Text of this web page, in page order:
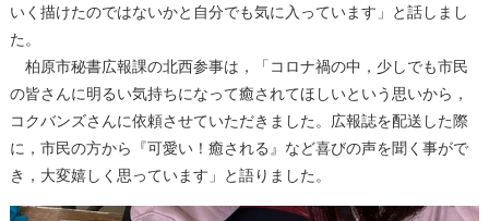
いく描けたのではないかと自分でも気に入っています」と話しまし
た。
柏原市秘書広報課の北西参事は，「コロナ禍の中，少しでも市民
の皆さんに明るい気持ちになって癒されてほしいという思いから，
コクバンズさんに依頼させていただきました。広報誌を配送した際
に，市民の方から『可愛い！癒される』など喜びの声を聞く事がで
き，大変嬉しく思っています」と語りました。